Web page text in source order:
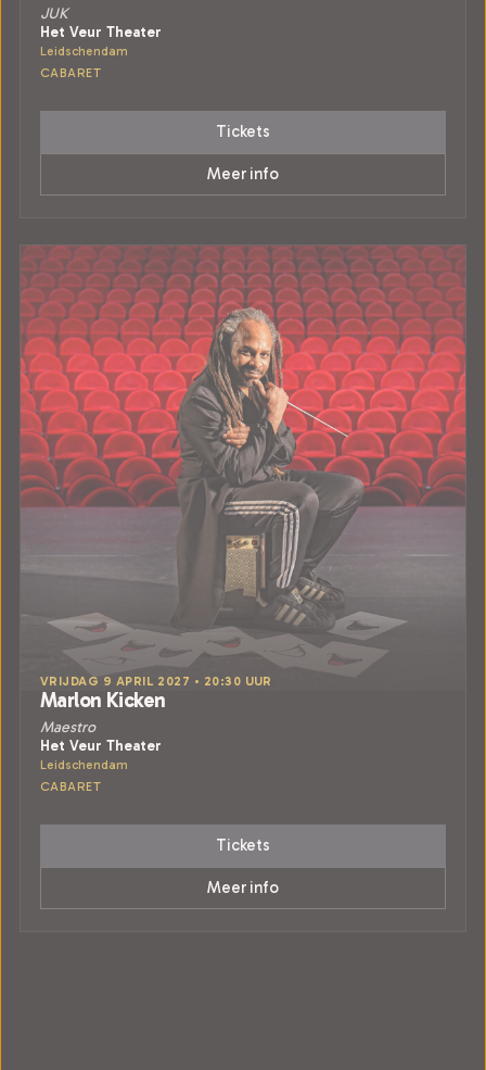
JUK
Het Veur Theater
Leidschendam
CABARET
Tickets
Meer info
VRIJDAG 9 APRIL 2027 • 20:30 UUR
Marlon Kicken
Maestro
Het Veur Theater
Leidschendam
CABARET
Tickets
Meer info